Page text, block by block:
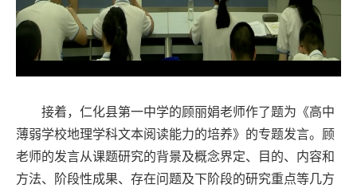
接着，仁化县第一中学的顾丽娟老师作了题为《高中
薄弱学校地理学科文本阅读能力的培养》的专题发言。顾
老师的发言从课题研究的背景及概念界定、目的、内容和
方法、阶段性成果、存在问题及下阶段的研究重点等几方